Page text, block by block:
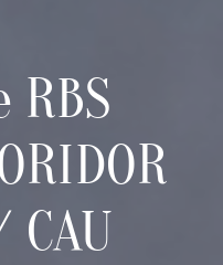
RBS
CAU